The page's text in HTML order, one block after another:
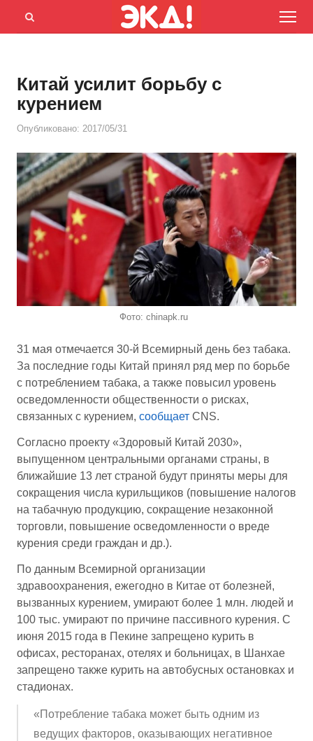
Menu
Открыть
Китай усилит борьбу с
курением
Опубликовано: 2017/05/31
Фото: chinapk.ru
31 мая отмечается 30-й Всемирный день без табака.
За последние годы Китай принял ряд мер по борьбе
с потреблением табака, а также повысил уровень
осведомленности общественности о рисках,
связанных с курением, сообщает CNS.
Согласно проекту «Здоровый Китай 2030»,
выпущенном центральными органами страны, в
ближайшие 13 лет страной будут приняты меры для
сокращения числа курильщиков (повышение налогов
на табачную продукцию, сокращение незаконной
торговли, повышение осведомленности о вреде
курения среди граждан и др.).
По данным Всемирной организации
здравоохранения, ежегодно в Китае от болезней,
вызванных курением, умирают более 1 млн. людей и
100 тыс. умирают по причине пассивного курения. С
июня 2015 года в Пекине запрещено курить в
офисах, ресторанах, отелях и больницах, в Шанхае
запрещено также курить на автобусных остановках и
стадионах.
«Потребление табака может быть одним из
ведущих факторов, оказывающих негативное